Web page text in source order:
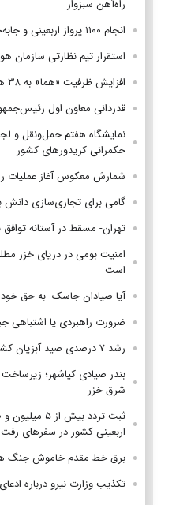
راه‌آهن سبزوار
انجام ۱۱۰۰ پرواز اربعینی و جابه‌جایی ۱۴۱ هزار زائر تا ۱۲ مرداد
استقرار تیم‌ نظارتی سازمان
افزایش ظرفیت «هما» به ۳۸ هزار صندلی در اربعین ۱۴۰۵
قدردانی معاون اول
نمایشگاه هفتم حمل‌ونقل و
حکمرانی کریدورهای کشور
شمارش معکوس آغاز عملیات
گامی برای تجاری‌سازی دانش
تهران- مسقط در آستانه توافق
امنیت بومی در دریای خزر
است
آیا صیادان جاسک به حق
ضرورت راهبردی یا اشتباهی
رشد ۷ درصدی صید آبزیان کشور در سال ۱۴۰۴
بندر صیادی کیاشهر؛
شرق خزر
اربعینی کشور در سفرهای
برق خط مقدم خاموش جنگ
تکذیب وزارت نیرو درباره